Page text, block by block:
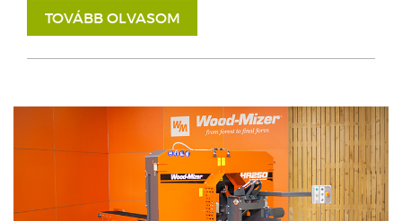
TOVÁBB OLVASOM